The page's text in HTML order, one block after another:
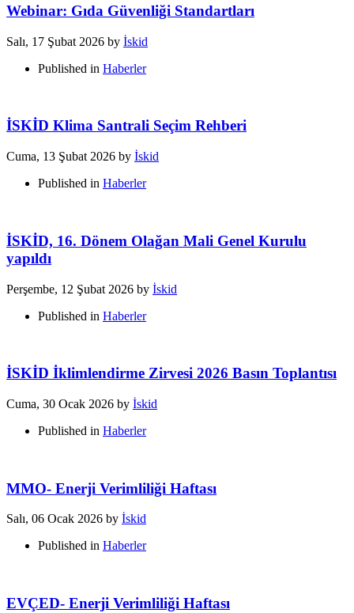
Webinar: Gıda Güvenliği Standartları
Salı, 17 Şubat 2026 by İskid
Published in Haberler
İSKİD Klima Santrali Seçim Rehberi
Cuma, 13 Şubat 2026 by İskid
Published in Haberler
İSKİD, 16. Dönem Olağan Mali Genel Kurulu
yapıldı
Perşembe, 12 Şubat 2026 by İskid
Published in Haberler
İSKİD İklimlendirme Zirvesi 2026 Basın Toplantısı
Cuma, 30 Ocak 2026 by İskid
Published in Haberler
MMO- Enerji Verimliliği Haftası
Salı, 06 Ocak 2026 by İskid
Published in Haberler
EVÇED- Enerji Verimliliği Haftası